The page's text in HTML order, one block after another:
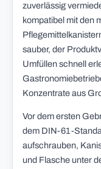
zuverlässig
kompatibel mit den
sauber, der
Umfüllen schnell
Konzentrate aus
Vor dem ersten
dem DIN-61-
aufschrauben,
und Flasche unter